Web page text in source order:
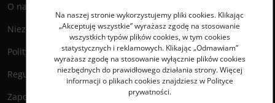
O nas
Niezbędnik Autora
Polityka prywatności
Regulamin księgarni
Zapowiedzi
Na naszej stronie wykorzystujemy pliki cookies. Klikając
„Akceptuję wszystkie” wyrażasz zgodę na stosowanie
wszystkich typów plików cookies, w tym cookies
statystycznych i reklamowych. Klikając „Odmawiam”
wyrażasz zgodę na stosowanie wyłącznie plików cookies
niezbędnych do prawidłowego działania strony. Więcej
informacji o plikach cookies znajdziesz w Polityce
prywatności.